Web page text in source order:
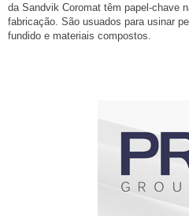
da Sandvik Coromat têm papel-chave
fabricação. São usuados para usinar
fundido e materiais compostos.